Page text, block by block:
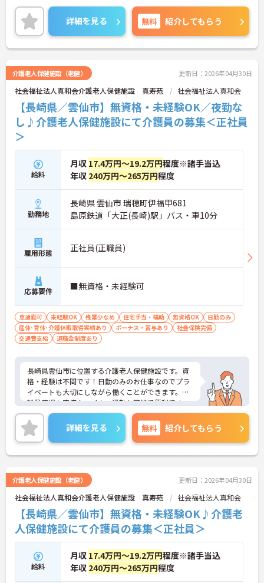
ご興味をお持ちの方はお気軽にお問い合わせくださ
い。
詳細を見る 無料 紹介してもらう
介護老人保健施設（老健） 更新日：2026年04月30日
社会福祉法人真和会介護老人保健施設 真寿苑 社会福祉法人真和会
【長崎県／雲仙市】無資格・未経験OK／夜勤な
し♪介護老人保健施設にて介護員の募集＜正社員
＞
給料
月収 17.4万円～19.2万円程度※諸手当込
年収 240万円～265万円程度
勤務地
長崎県 雲仙市 瑞穂町伊福甲681
島原鉄道「大正(長崎)駅」バス・車10分
雇用形態 正社員(正職員)
応募要件 ■無資格・未経験可
車通勤可 未経験OK 残業少なめ 住宅手当・補助 無資格OK
日勤のみ
産休･育休･介護休暇取得実績あり
ボーナス・賞与あり
社会保険完備
交通費支給
退職金制度あり
長崎県雲仙市に位置する介護老人保健施設です。資
格・経験は不問です！日勤のみのお仕事なのでプラ
イベートも大切にしながら働くことができます。無
料駐車場も完備！マイカー通勤も可能で便利です。
ご興味をお持ちの方はお気軽にお問い合わせくださ
い。
詳細を見る 無料 紹介してもらう
介護老人保健施設（老健） 更新日：2026年04月30日
社会福祉法人真和会介護老人保健施設 真寿苑 社会福祉法人真和会
【長崎県／雲仙市】無資格・未経験OK♪介護老
人保健施設にて介護員の募集＜正社員＞
給料
月収 17.4万円～19.2万円程度※諸手当込
年収 240万円～265万円程度